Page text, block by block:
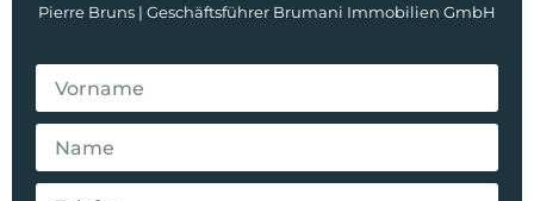
Pierre Bruns | Geschäftsführer Brumani Immobilien GmbH